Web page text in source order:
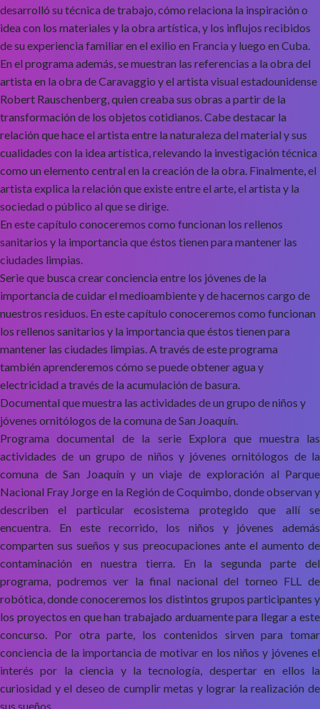
desarrolló su técnica de trabajo, cómo relaciona la inspiración o
idea con los materiales y la obra artística, y los influjos recibidos
de su experiencia familiar en el exilio en Francia y luego en Cuba.
En el programa además, se muestran las referencias a la obra del
artista en la obra de Caravaggio y el artista visual estadounidense
Robert Rauschenberg, quien creaba sus obras a partir de la
transformación de los objetos cotidianos. Cabe destacar la
relación que hace el artista entre la naturaleza del material y sus
cualidades con la idea artística, relevando la investigación técnica
como un elemento central en la creación de la obra. Finalmente, el
artista explica la relación que existe entre el arte, el artista y la
sociedad o público al que se dirige.
En este capítulo conoceremos como funcionan los rellenos
sanitarios y la importancia que éstos tienen para mantener las
ciudades limpias.
Serie que busca crear conciencia entre los jóvenes de la
importancia de cuidar el medioambiente y de hacernos cargo de
nuestros residuos. En este capítulo conoceremos como funcionan
los rellenos sanitarios y la importancia que éstos tienen para
mantener las ciudades limpias. A través de este programa
también aprenderemos cómo se puede obtener agua y
electricidad a través de la acumulación de basura.
Documental que muestra las actividades de un grupo de niños y
jóvenes ornitólogos de la comuna de San Joaquín.
Programa documental de la serie Explora que muestra las
actividades de un grupo de niños y jóvenes ornitólogos de la
comuna de San Joaquín y un viaje de exploración al Parque
Nacional Fray Jorge en la Región de Coquimbo, donde observan y
describen el particular ecosistema protegido que allí se
encuentra. En este recorrido, los niños y jóvenes además
comparten sus sueños y sus preocupaciones ante el aumento de
contaminación en nuestra tierra. En la segunda parte del
programa, podremos ver la final nacional del torneo FLL de
robótica, donde conoceremos los distintos grupos participantes y
los proyectos en que han trabajado arduamente para llegar a este
concurso. Por otra parte, los contenidos sirven para tomar
conciencia de la importancia de motivar en los niños y jóvenes el
interés por la ciencia y la tecnología, despertar en ellos la
curiosidad y el deseo de cumplir metas y lograr la realización de
sus sueños.